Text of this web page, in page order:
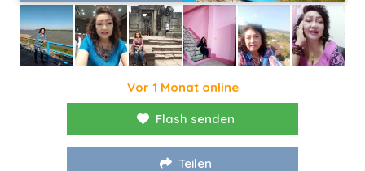
Vor 1 Monat online
Flash senden
Teilen